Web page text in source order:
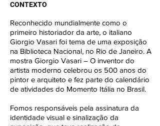
CONTEXTO
Reconhecido mundialmente como o
primeiro historiador da arte, o italiano
Giorgio Vasari foi tema de uma exposição
na Biblioteca Nacional, no Rio de Janeiro. A
mostra Giorgio Vasari – O inventor do
artista moderno celebrou os 500 anos do
pintor e arquiteto e fez parte do calendário
de atividades do Momento Itália no Brasil.
Fomos responsáveis pela assinatura da
identidade visual e sinalização da